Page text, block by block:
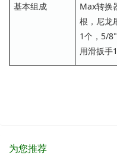
基本组成
Max转换
根，尼龙
1个，5/
用滑扳手
为您推荐